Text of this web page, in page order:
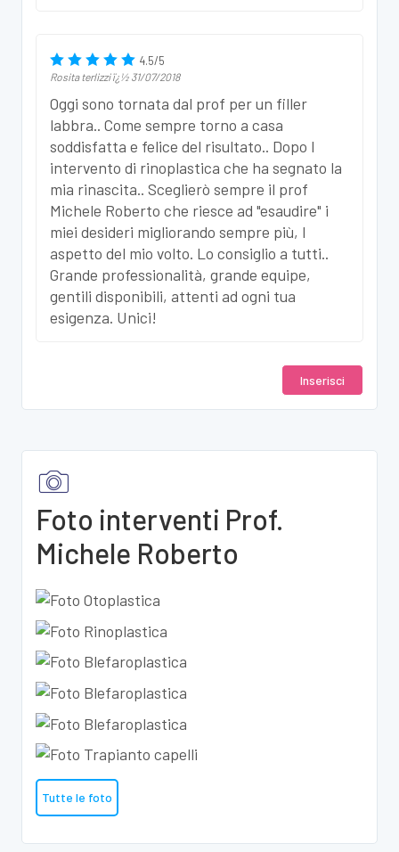
4.5/5
Rosita terlizziï¿½ 31/07/2018
Oggi sono tornata dal prof per un filler
labbra.. Come sempre torno a casa
soddisfatta e felice del risultato.. Dopo l
intervento di rinoplastica che ha segnato la
mia rinascita.. Sceglierò sempre il prof
Michele Roberto che riesce ad "esaudire" i
miei desideri migliorando sempre più, l
aspetto del mio volto. Lo consiglio a tutti..
Grande professionalità, grande equipe,
gentili disponibili, attenti ad ogni tua
esigenza. Unici!
Inserisci
Foto interventi Prof.
Michele Roberto
Tutte le foto